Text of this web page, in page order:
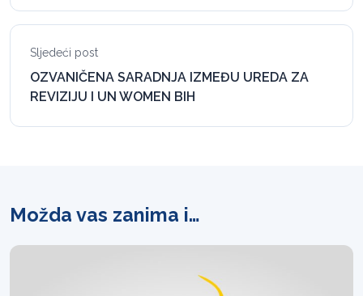
Sljedeći post
OZVANIČENA SARADNJA IZMEĐU UREDA ZA
REVIZIJU I UN WOMEN BIH
Možda vas zanima i…